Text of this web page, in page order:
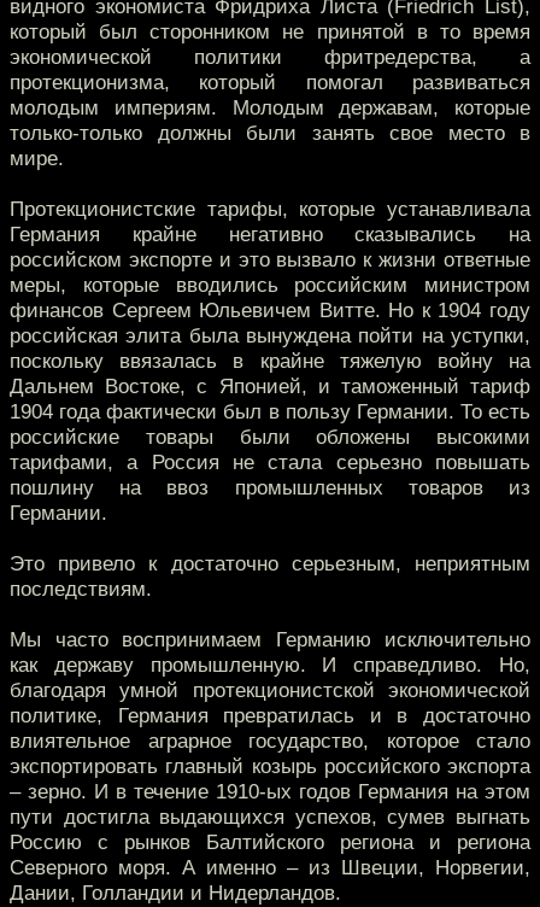
видного экономиста Фридриха Листа (Friedrich List),
который был сторонником не принятой в то время
экономической политики фритредерства, а
протекционизма, который помогал развиваться
молодым империям. Молодым державам, которые
только-только должны были занять свое место в
мире.
Протекционистские тарифы, которые устанавливала
Германия крайне негативно сказывались на
российском экспорте и это вызвало к жизни ответные
меры, которые вводились российским министром
финансов Сергеем Юльевичем Витте. Но к 1904 году
российская элита была вынуждена пойти на уступки,
поскольку ввязалась в крайне тяжелую войну на
Дальнем Востоке, с Японией, и таможенный тариф
1904 года фактически был в пользу Германии. То есть
российские товары были обложены высокими
тарифами, а Россия не стала серьезно повышать
пошлину на ввоз промышленных товаров из
Германии.
Это привело к достаточно серьезным, неприятным
последствиям.
Мы часто воспринимаем Германию исключительно
как державу промышленную. И справедливо. Но,
благодаря умной протекционистской экономической
политике, Германия превратилась и в достаточно
влиятельное аграрное государство, которое стало
экспортировать главный козырь российского экспорта
– зерно. И в течение 1910-ых годов Германия на этом
пути достигла выдающихся успехов, сумев выгнать
Россию с рынков Балтийского региона и региона
Северного моря. А именно – из Швеции, Норвегии,
Дании, Голландии и Нидерландов.